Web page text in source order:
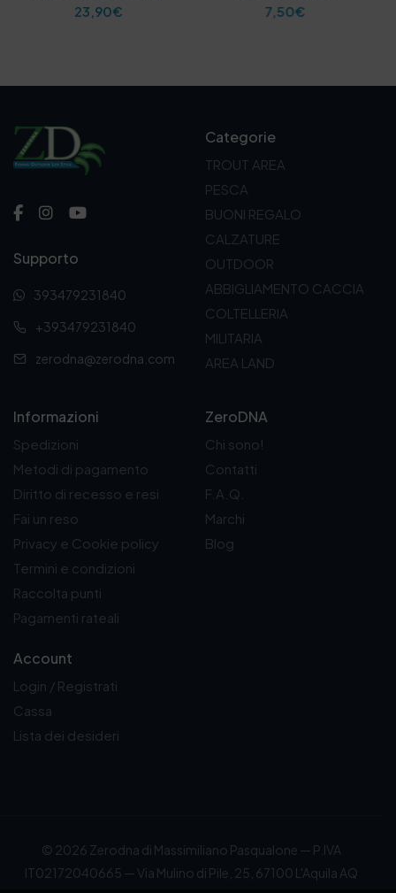
23,90€ 7,50€
Supporto
393479231840
+393479231840
zerodna@zerodna.com
Categorie
TROUT AREA
PESCA
BUONI REGALO
CALZATURE
OUTDOOR
ABBIGLIAMENTO CACCIA
COLTELLERIA
MILITARIA
AREA LAND
Informazioni
Spedizioni
Metodi di pagamento
Diritto di recesso e resi
Fai un reso
Privacy e Cookie policy
Termini e condizioni
Raccolta punti
Pagamenti rateali
Account
Login / Registrati
Cassa
Lista dei desideri
ZeroDNA
Chi sono!
Contatti
F.A.Q.
Marchi
Blog
© 2026 Zerodna di Massimiliano Pasqualone — P.IVA
IT02172040665 — Via Mulino di Pile, 25, 67100 L'Aquila AQ